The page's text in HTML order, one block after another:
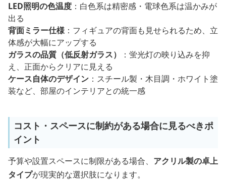
LED照明の色温度 ：白色系は精密感・電球色系は温かみが
出る
背面ミラー仕様：フィギュアの背面も見せられるため、立
体感が大幅にアップする
ガラスの品質（低反射ガラス）
：蛍光灯の映り込みを抑
え、正面からクリアに見える
ケース自体のデザイン ：スチール製・木目調・ホワイト塗
装など、部屋のインテリアとの統一感
コスト・スペースに制約がある場合に見るべきポ
イント
予算や設置スペースに制限がある場合、 アクリル製の卓上
タイプが現実的な選択肢になります。